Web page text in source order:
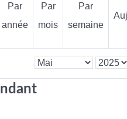
Par
année
Par
mois
Par
semaine